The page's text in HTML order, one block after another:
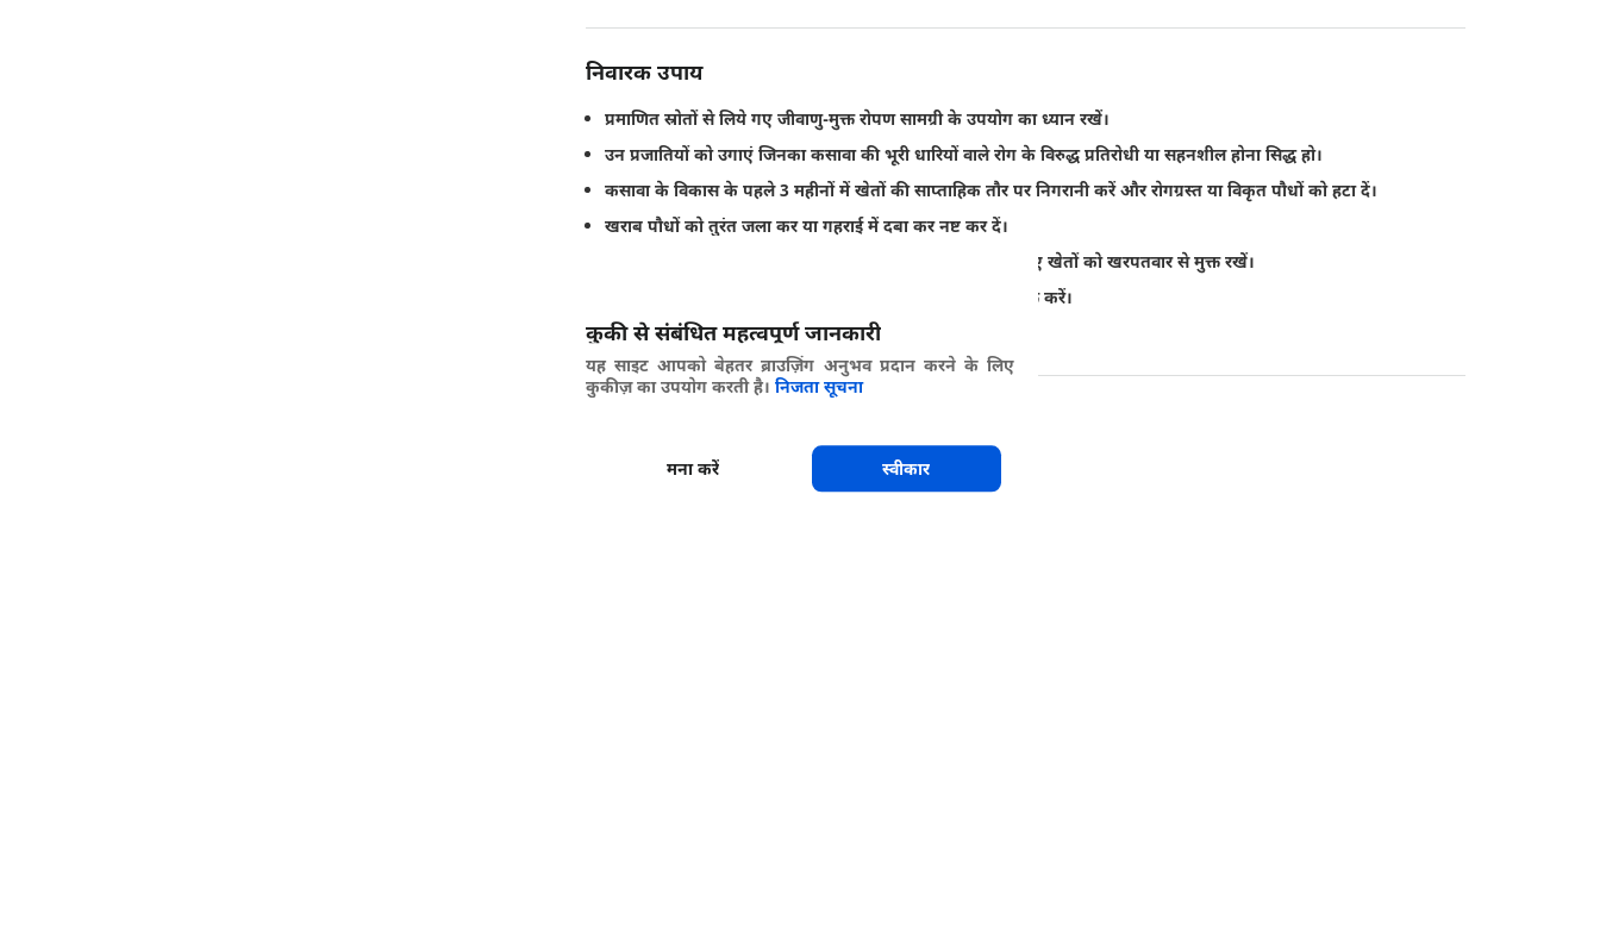
निवारक उपाय
प्रमाणित स्रोतों से लिये गए जीवाणु-मुक्त रोपण सामग्री के उपयोग का ध्यान रखें।
उन प्रजातियों को उगाएं जिनका कसावा की भूरी धारियों वाले रोग के विरुद्ध प्रतिरोधी या सहनशील होना सिद्ध हो।
कसावा के विकास के पहले 3 महीनों में खेतों की साप्ताहिक तौर पर निगरानी करें और रोगग्रस्त या विकृत पौधों को हटा दें।
खराब पौधों को तुरंत जला कर या गहराई में दबा कर नष्ट कर दें।
इस रोग को फैलाने वाले कीटों के वैकल्पिक मेज़बानों से बचने के लिए खेतों को खरपतवार से मुक्त रखें।
विभिन्न खेतों के मध्य काम करते समय कृषि औज़ारों को संक्रमणमुक्त करें।
कलमों को नए खेतों या इलाकों में नहीं ले जाएं।
कुकी से संबंधित महत्वपूर्ण जानकारी
यह साइट आपको बेहतर ब्राउज़िंग अनुभव प्रदान करने के लिए
कुकीज़ का उपयोग करती है। निजता सूचना
मना करें स्वीकार